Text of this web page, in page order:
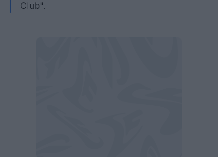
Club".